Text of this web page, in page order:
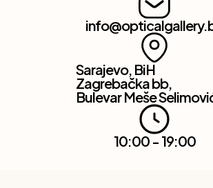
Sarajevo, BiH
Zagrebačka bb,
Bulevar Meše
10:00 - 19:00